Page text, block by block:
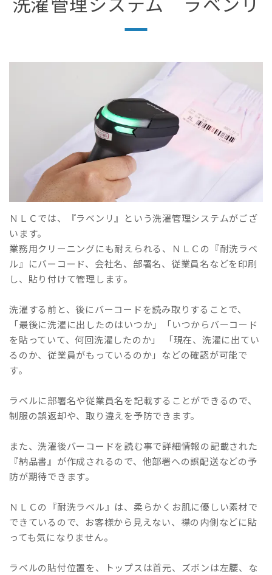
洗濯管理システム ラベンリ
ＮＬＣでは、『ラベンリ』という洗濯管理システムがござ
います。
業務用クリーニングにも耐えられる、ＮＬＣの『耐洗ラベ
ル』にバーコード、会社名、部署名、従業員名などを印刷
し、貼り付けて管理します。
洗濯する前と、後にバーコードを読み取りすることで、
「最後に洗濯に出したのはいつか」「いつからバーコード
を貼っていて、何回洗濯したのか」 「現在、洗濯に出てい
るのか、従業員がもっているのか」などの確認が可能で
す。
ラベルに部署名や従業員名を記載することができるので、
制服の誤返却や、取り違えを予防できます。
また、洗濯後バーコードを読む事で詳細情報の記載された
『納品書』が作成されるので、他部署への誤配送などの予
防が期待できます。
ＮＬＣの『耐洗ラベル』は、柔らかくお肌に優しい素材で
できているので、お客様から見えない、襟の内側などに貼
っても気になりません。
ラベルの貼付位置を、トップスは首元、ズボンは左腰、な